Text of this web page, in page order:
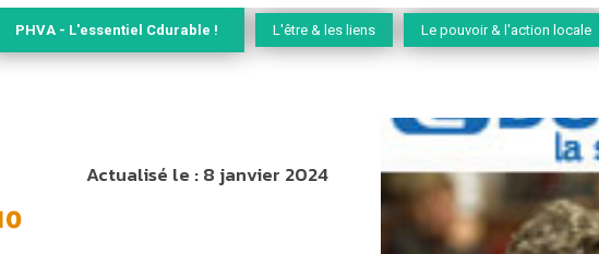
PHVA - L'essentiel Cdurable ! L'être & les liens Le pouvoir & l'action locale
Actualisé le :8 janvier 2024